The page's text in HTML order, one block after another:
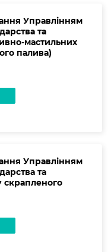
Управлінням
та
мастильних
палива)
Управлінням
та
скрапленого